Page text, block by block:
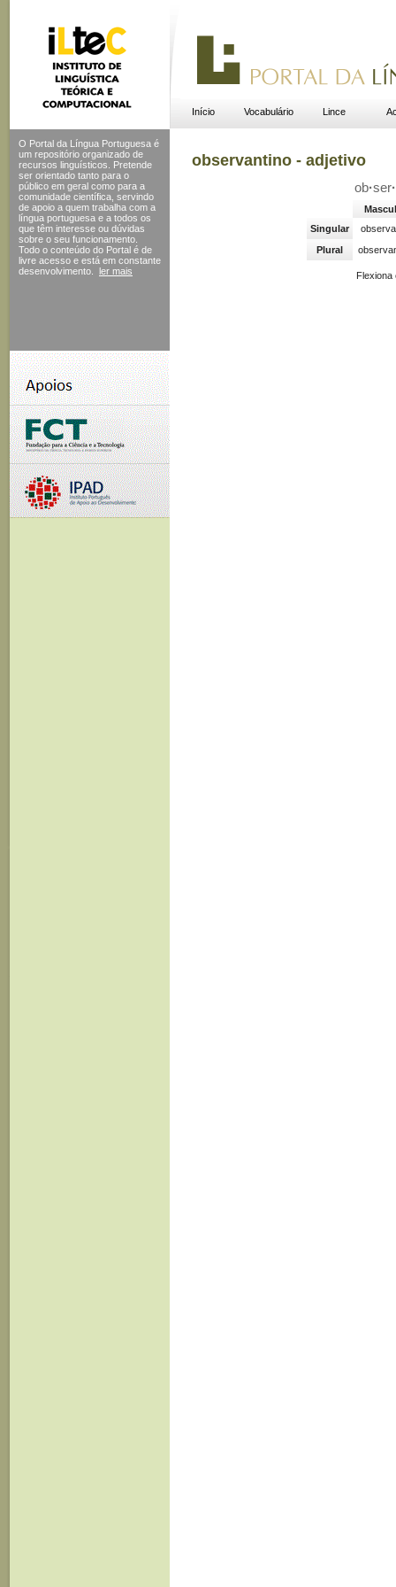
Início Vocabulário Lince
O Portal da Língua Portuguesa é
um repositório organizado de
recursos linguísticos. Pretende
ser orientado tanto para o
público em geral como para a
comunidade científica, servindo
de apoio a quem trabalha com a
língua portuguesa e a todos os
que têm interesse ou dúvidas
sobre o seu funcionamento.
Todo o conteúdo do Portal é de
livre acesso e está em constante
desenvolvimento.
ler mais
observantino - adjetivo
ob·ser·
Singular
Plural